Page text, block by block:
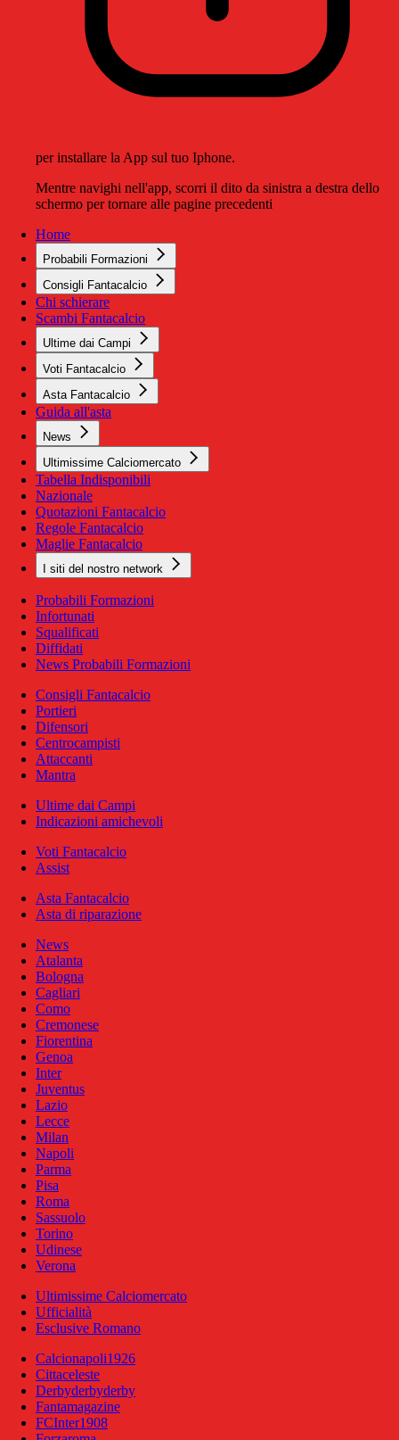
per installare la App sul tuo Iphone.
Mentre navighi nell'app, scorri il dito da sinistra a destra dello
schermo per tornare alle pagine precedenti
Home
Probabili Formazioni
Consigli Fantacalcio
Chi schierare
Scambi Fantacalcio
Ultime dai Campi
Voti Fantacalcio
Asta Fantacalcio
Guida all'asta
News
Ultimissime Calciomercato
Tabella Indisponibili
Nazionale
Quotazioni Fantacalcio
Regole Fantacalcio
Maglie Fantacalcio
I siti del nostro network
Probabili Formazioni
Infortunati
Squalificati
Diffidati
News Probabili Formazioni
Consigli Fantacalcio
Portieri
Difensori
Centrocampisti
Attaccanti
Mantra
Ultime dai Campi
Indicazioni amichevoli
Voti Fantacalcio
Assist
Asta Fantacalcio
Asta di riparazione
News
Atalanta
Bologna
Cagliari
Como
Cremonese
Fiorentina
Genoa
Inter
Juventus
Lazio
Lecce
Milan
Napoli
Parma
Pisa
Roma
Sassuolo
Torino
Udinese
Verona
Ultimissime Calciomercato
Ufficialità
Esclusive Romano
Calcionapoli1926
Cittaceleste
Derbyderbyderby
Fantamagazine
FCInter1908